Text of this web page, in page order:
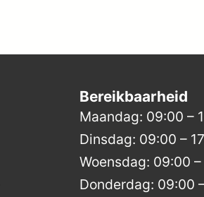
Bereikbaarheid
Maandag: 09:00 –
Dinsdag: 09:00 –
Woensdag: 09:00 –
Donderdag: 09:00